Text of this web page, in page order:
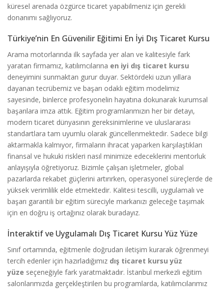
küresel arenada özgürce ticaret yapabilmeniz için gerekli
donanımı sağlıyoruz.
Türkiye’nin En Güvenilir Eğitimi En İyi Dış Ticaret Kursu
Arama motorlarında ilk sayfada yer alan ve kalitesiyle fark
yaratan firmamız, katılımcılarına en iyi dış ticaret kursu
deneyimini sunmaktan gurur duyar. Sektördeki uzun yıllara
dayanan tecrübemiz ve başarı odaklı eğitim modelimiz
sayesinde, binlerce profesyonelin hayatına dokunarak kurumsal
başarılara imza attık. Eğitim programlarımızın her bir detayı,
modern ticaret dünyasının gereksinimlerine ve uluslararası
standartlara tam uyumlu olarak güncellenmektedir. Sadece bilgi
aktarmakla kalmıyor, firmaların ihracat yaparken karşılaştıkları
finansal ve hukuki riskleri nasıl minimize edeceklerini mentorluk
anlayışıyla öğretiyoruz. Bizimle çalışan işletmeler, global
pazarlarda rekabet güçlerini artırırken, operasyonel süreçlerde de
yüksek verimlilik elde etmektedir. Kalitesi tescilli, uygulamalı ve
başarı garantili bir eğitim süreciyle markanızı geleceğe taşımak
için en doğru iş ortağınız olarak buradayız.
İnteraktif ve Uygulamalı Dış Ticaret Kursu Yüz Yüze
Sınıf ortamında, eğitmenle doğrudan iletişim kurarak öğrenmeyi
tercih edenler için hazırladığımız dış ticaret kursu yüz
yüze seçeneğiyle fark yaratmaktadır. İstanbul merkezli eğitim
salonlarımızda gerçekleştirilen bu programlarda, katılımcılarımız